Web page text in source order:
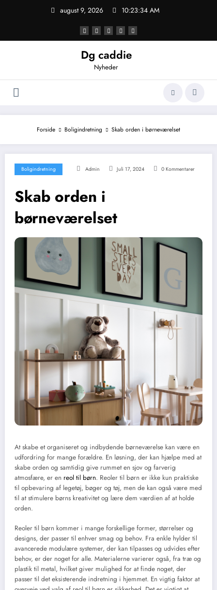
august 9, 2026 10:23:34 AM
Dg caddie
Nyheder
Forside Boligindretning Skab orden i børneværelset
Boligindretning Admin Juli 17, 2024 0 Kommentarer
Skab orden i
børneværelset
At skabe et organiseret og indbydende børneværelse kan være en
udfordring for mange forældre. En løsning, der kan hjælpe med at
skabe orden og samtidig give rummet en sjov og farverig
atmosfære, er en reol til børn. Reoler til børn er ikke kun praktiske
til opbevaring af legetøj, bøger og tøj, men de kan også være med
til at stimulere børns kreativitet og lære dem værdien af at holde
orden.
Reoler til børn kommer i mange forskellige former, størrelser og
designs, der passer til enhver smag og behov. Fra enkle hylder til
avancerede modulære systemer, der kan tilpasses og udvides efter
behov, er der noget for alle. Materialerne varierer også, fra træ og
plastik til metal, hvilket giver mulighed for at finde noget, der
passer til det eksisterende indretning i hjemmet. En vigtig faktor at